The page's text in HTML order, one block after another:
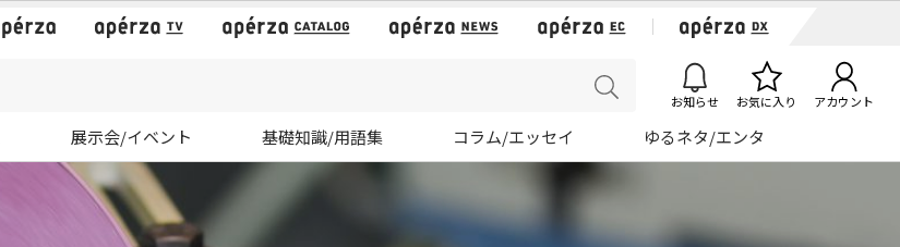
お知らせ お気に入り アカウント
展示会/イベント 基礎知識/用語集 コラム/エッセイ ゆるネタ/エンタ